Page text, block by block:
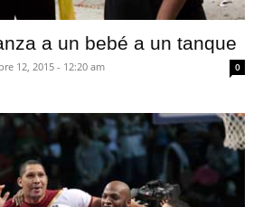
a un bebé a un tanque
12, 2015 - 12:20 am 0